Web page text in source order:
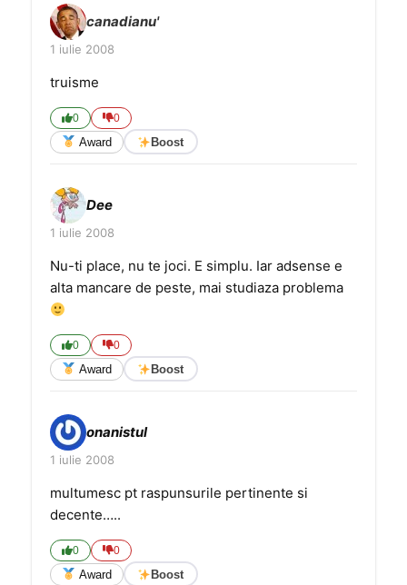
canadianu'
1 iulie 2008
truisme
0 0
Award Boost
Dee
1 iulie 2008
Nu-ti place, nu te joci. E simplu. Iar adsense e
alta mancare de peste, mai studiaza problema
0 0
Award Boost
onanistul
1 iulie 2008
multumesc pt raspunsurile pertinente si
decente…..
0 0
Award Boost